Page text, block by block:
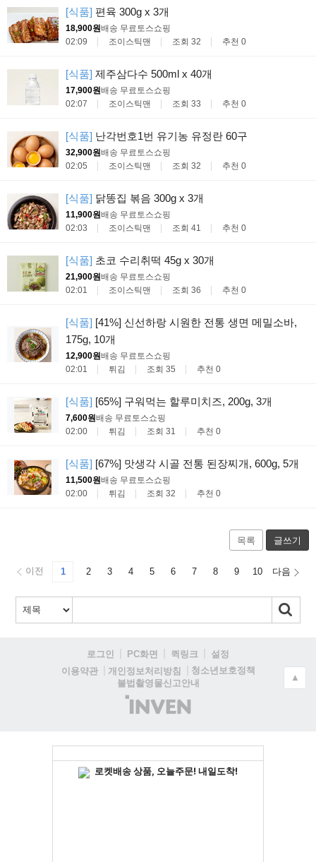
[식품] 편육 300g x 3개
18,900원배송 무료 토스쇼핑
02:09
조이스틱맨 조회 32 추천 0
[식품] 제주삼다수 500ml x 40개
17,900원배송 무료 토스쇼핑
02:07
조이스틱맨 조회 33 추천 0
[식품] 난각번호1번 유기농 유정란 60구
32,900원배송 무료 토스쇼핑
02:05
조이스틱맨 조회 32 추천 0
[식품] 닭똥집 볶음 300g x 3개
11,900원배송 무료 토스쇼핑
02:03
조이스틱맨 조회 41 추천 0
[식품] 초코 수리취떡 45g x 30개
21,900원배송 무료 토스쇼핑
02:01
조이스틱맨 조회 36 추천 0
[식품] [41%] 신선하랑 시원한 전통 생면 메밀소바,
175g, 10개
12,900원배송 무료 토스쇼핑
02:01
튀김 조회 35 추천 0
[식품] [65%] 구워먹는 할루미치즈, 200g, 3개
7,600원배송 무료 토스쇼핑
02:00
튀김 조회 31 추천 0
[식품] [67%] 맛생각 시골 전통 된장찌개, 600g, 5개
11,500원배송 무료 토스쇼핑
02:00
튀김 조회 32 추천 0
목록 글쓰기
이전 1 2 3 4 5 6 7 8 9 10 다음
로그인 PC화면 퀵링크
설정
이용약관
개인정보처리방침
청소년보호정책
불법촬영물신고안내
(주)
인
▲